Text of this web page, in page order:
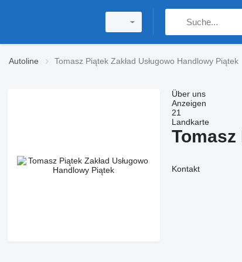
Autoline Tomasz Piątek Zakład Usługowo Handlowy Piątek
Über uns
Anzeigen
21
Landkarte
Tomasz
Kontakt